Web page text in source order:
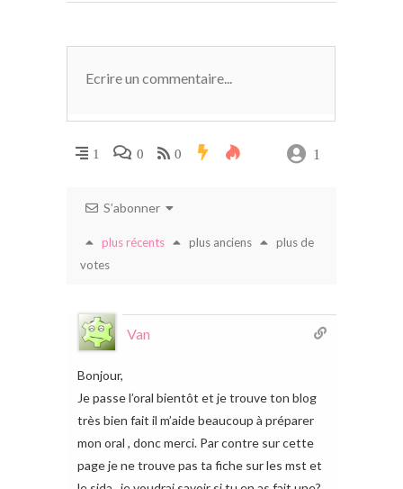
1 0 0 1
S’abonner
plus récents plus anciens
plus de
votes
Van
Bonjour,
Je passe l’oral bientôt et je trouve ton blog
très bien fait il m’aide beaucoup à préparer
mon oral , donc merci. Par contre sur cette
page je ne trouve pas ta fiche sur les mst et